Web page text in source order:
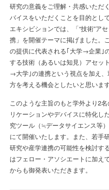
研究の意義をご理解・共感いただ
バイスをいただくことを目的とし
エキシビションでは、「“技術”ア
携」を開催テーマに掲げました。
の提供に代表される｢大学→企業｣
する技術（あるいは知見）アセッ
→大学｣の連携という視点を加え
方を考える機会としたいと思います
このような主旨のもと学外より2
リケーションやデバイスに特化し
究ツール（≒データサイエンス等
にて開催いたします。また、若手
研究や産学連携の可能性を検討す
はフェロー・アソシエートに加え
からも御発表いただきます。